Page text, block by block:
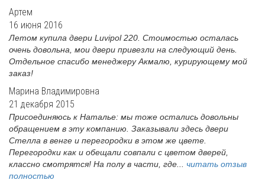
Артем
16 июня 2016
Летом купила двери Luvipol 220. Стоимостью осталась
очень довольна, мои двери привезли на следующий день.
Отдельное спасибо менеджеру Акмалю, курирующему мой
заказ!
Марина Владимировна
21 декабря 2015
Присоединяюсь к Наталье: мы тоже остались довольны
обращением в эту компанию. Заказывали здесь двери
Стелла в венге и перегородки в этом же цвете.
Перегородки как и обещали совпали с цветом дверей,
классно смотрятся! На полу в части, где... читать отзыв
полностью